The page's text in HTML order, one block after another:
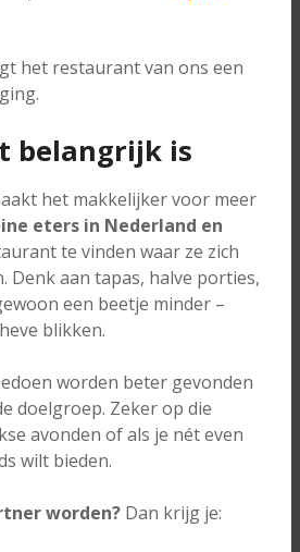
het restaurant van ons een
belangrijk is
het makkelijker voor meer
eters in Nederland en
te vinden waar ze zich
Denk aan tapas, halve porties,
een beetje minder –
blikken.
worden beter gevonden
doelgroep. Zeker op die
avonden of als je nét even
wilt bieden.
worden? Dan krijg je: